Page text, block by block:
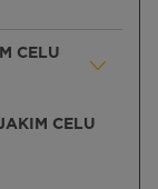
CELU
CELU